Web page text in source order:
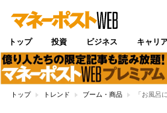
トップ 投資 ビジネス キャリ
トップ トレンド ブーム・商品 「お風呂